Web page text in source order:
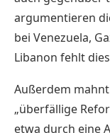
argumentieren
bei Venezuela,
Libanon fehlt
Außerdem
„überfällige
etwa durch eine